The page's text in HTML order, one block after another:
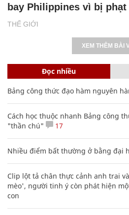
THẾ GIỚI
bay Philippines vì bị phạt
XEM THÊM BÀI
Đọc nhiều
Bảng công thức đạo hàm nguyên
Cách học thuộc nhanh Bảng công
"thần chú"
17
Nhiều điểm bất thường ở bằng đại
Clip lột tả chân thực cảnh anh trai
mèo', người tinh ý còn phát hiện
con